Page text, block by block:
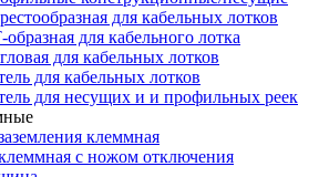
для кабельных лотков
для кабельного лотка
для кабельных лотков
для кабельных лотков
для несущих и и профильных реек
клеммная
с ножом отключения